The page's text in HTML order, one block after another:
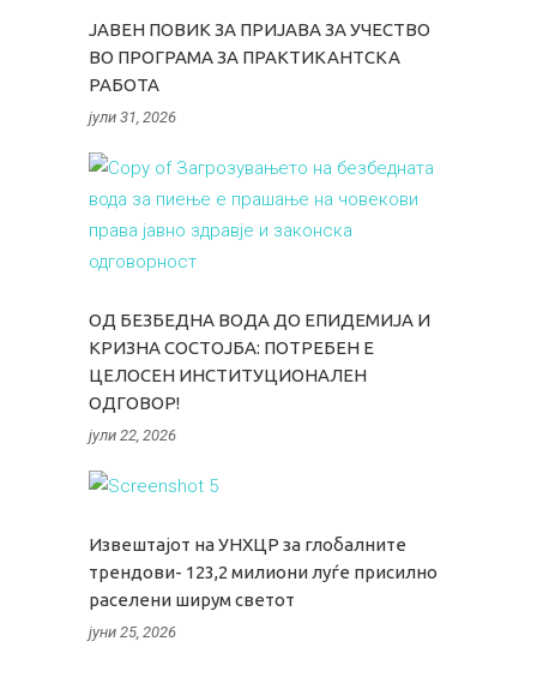
ЈАВЕН ПОВИК ЗА ПРИЈАВА ЗА УЧЕСТВО
ВО ПРОГРАМА ЗА ПРАКТИКАНТСКА
РАБОТА
јули 31, 2026
ОД БЕЗБЕДНА ВОДА ДО ЕПИДЕМИЈА И
КРИЗНА СОСТОЈБА: ПОТРЕБЕН Е
ЦЕЛОСЕН ИНСТИТУЦИОНАЛЕН
ОДГОВОР!
јули 22, 2026
Извештајот на УНХЦР за глобалните
трендови- 123,2 милиони луѓе присилно
раселени ширум светот
јуни 25, 2026